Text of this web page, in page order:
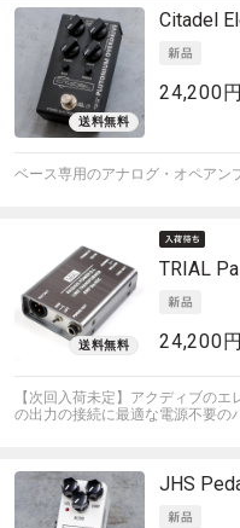
Citadel
24,200円
ベース専用のアナログ・オペアン
TRIAL
24,200円
【次回入荷未定】アクディブの
の出力の接続に最適な電源不要の
JHS